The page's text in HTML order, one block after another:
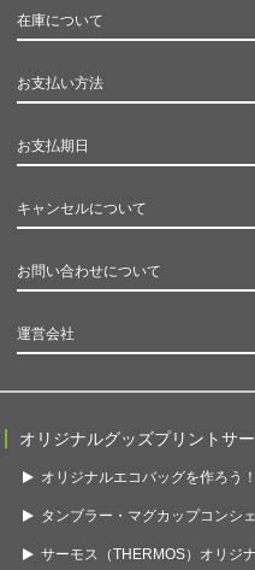
在庫について
お支払い方法
お支払期日
キャンセルについて
お問い合わせについて
運営会社
オリジナルグッズプリントサ
オリジナルエコバッグを作ろう！
タンブラー・マグカップコンシ
サーモス（THERMOS）オリジ